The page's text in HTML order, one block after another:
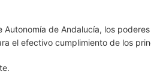
de Andalucía, los
el efectivo cumplimiento de los